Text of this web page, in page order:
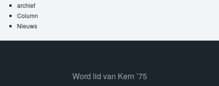
archief
Column
Nieuws
Word lid van Kern ’75